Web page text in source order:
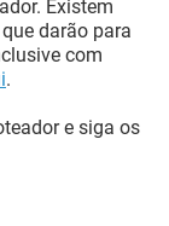
Existem
darão para
com
.
e siga os